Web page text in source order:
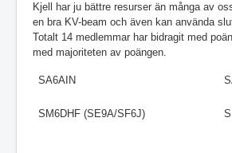
Kjell har ju bättre resurser än många av
en bra KV-beam och även kan använda
Totalt 14 medlemmar har bidragit med
med majoriteten av poängen.
SA6AIN
SM6DHF (SE9A/SF6J)